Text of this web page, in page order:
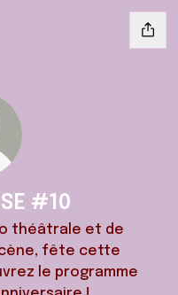
#10
théâtrale et de
fête cette
le programme